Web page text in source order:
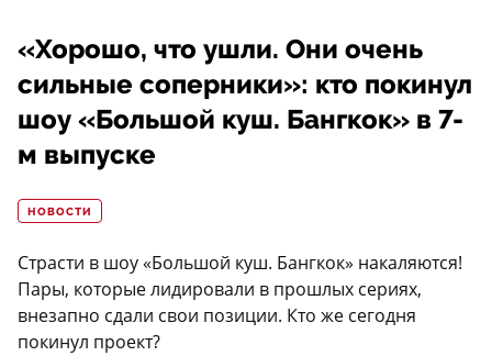
«Хорошо, что ушли. Они очень
сильные соперники»: кто покинул
шоу «Большой куш. Бангкок» в 7-
м выпуске
НОВОСТИ
Страсти в шоу «Большой куш. Бангкок» накаляются!
Пары, которые лидировали в прошлых сериях,
внезапно сдали свои позиции. Кто же сегодня
покинул проект?